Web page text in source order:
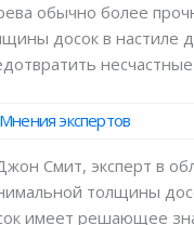
обычно более
досок в настиле
Мнения экспертов
Смит, эксперт в
толщины
имеет решающее